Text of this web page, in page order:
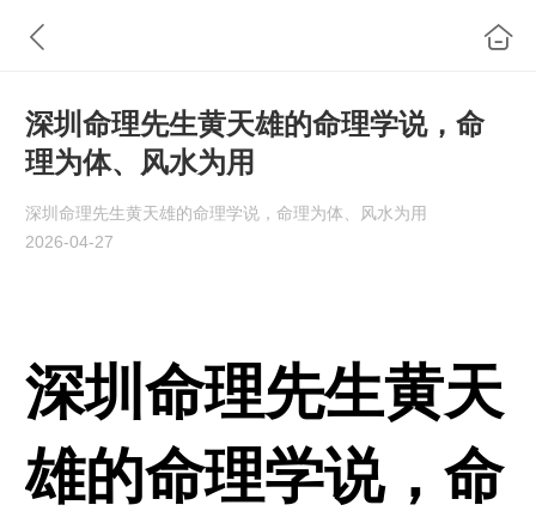
深圳命理先生黄天雄的命理学说，命
理为体、风水为用
深圳命理先生黄天雄的命理学说，命理为体、风水为用
2026-04-27
深圳命理先生黄天
雄的命理学说，命